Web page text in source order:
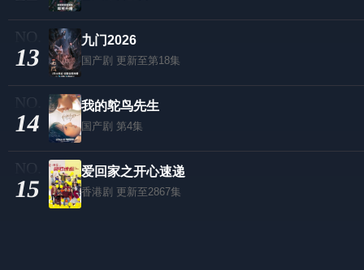
13
九门2026
国产剧 更新至第18集
14
我的鸵鸟先生
国产剧 第4集
15
爱回家之开心速递
香港剧 更新至2867集